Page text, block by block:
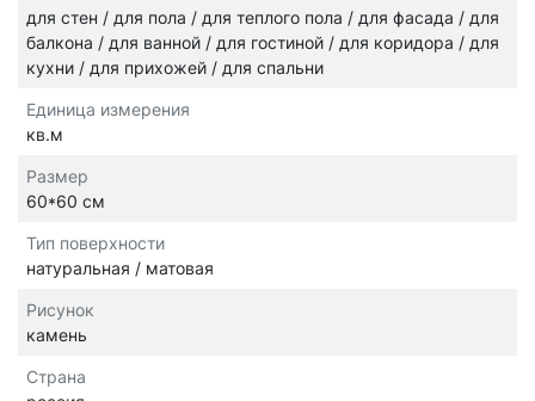
для стен / для пола / для теплого пола / для фасада / для
балкона / для ванной / для гостиной / для коридора / для
кухни / для прихожей / для спальни
Единица измерения
кв.м
Размер
60*60 см
Тип поверхности
натуральная / матовая
Рисунок
камень
Страна